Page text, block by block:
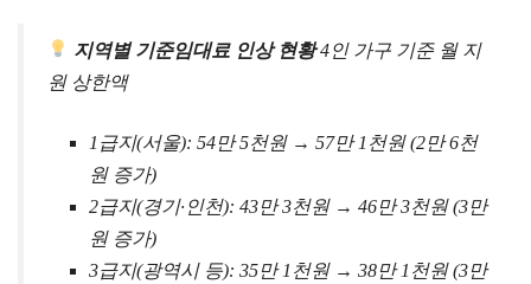
지역별 기준임대료 인상 현황4인 가구 기준 월 지
원 상한액
1급지(서울): 54만 5천원 → 57만 1천원 (2만 6천
원 증가)
2급지(경기·인천): 43만 3천원 → 46만 3천원 (3만
원 증가)
3급지(광역시 등): 35만 1천원 → 38만 1천원 (3만